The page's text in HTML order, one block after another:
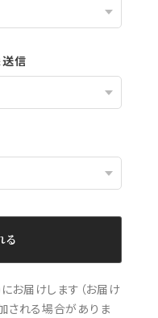
送信
る
お届けします（お届け
される場合がありま